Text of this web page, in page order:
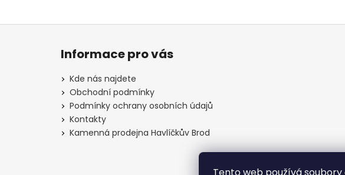
Z
Informace pro vás
Kde nás najdete
Obchodní podmínky
Podmínky ochrany osobních údajů
Kontakty
Kamenná prodejna Havlíčkův Brod